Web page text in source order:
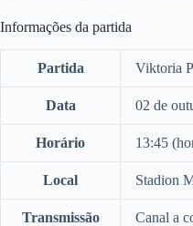
Informações da partida
Partida Viktoria
Data 02 de
Horário 13:45
Local Stadion
Transmissão
Canal a